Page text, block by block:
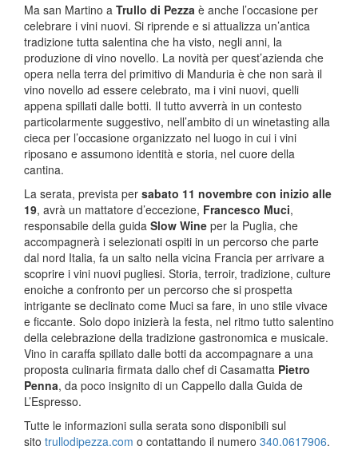
Ma san Martino a Trullo di Pezza è anche l’occasione per
celebrare i vini nuovi. Si riprende e si attualizza un’antica
tradizione tutta salentina che ha visto, negli anni, la
produzione di vino novello. La novità per quest’azienda che
opera nella terra del primitivo di Manduria è che non sarà il
vino novello ad essere celebrato, ma i vini nuovi, quelli
appena spillati dalle botti. Il tutto avverrà in un contesto
particolarmente suggestivo, nell’ambito di un winetasting alla
cieca per l’occasione organizzato nel luogo in cui i vini
riposano e assumono identità e storia, nel cuore della
cantina.
La serata, prevista per sabato 11 novembre con inizio alle
19, avrà un mattatore d’eccezione, Francesco Muci,
responsabile della guida Slow Wine per la Puglia, che
accompagnerà i selezionati ospiti in un percorso che parte
dal nord Italia, fa un salto nella vicina Francia per arrivare a
scoprire i vini nuovi pugliesi. Storia, terroir, tradizione, culture
enoiche a confronto per un percorso che si prospetta
intrigante se declinato come Muci sa fare, in uno stile vivace
e ficcante. Solo dopo inizierà la festa, nel ritmo tutto salentino
della celebrazione della tradizione gastronomica e musicale.
Vino in caraffa spillato dalle botti da accompagnare a una
proposta culinaria firmata dallo chef di Casamatta Pietro
Penna, da poco insignito di un Cappello dalla Guida de
L’Espresso.
Tutte le informazioni sulla serata sono disponibili sul
sito trullodipezza.com o contattando il numero 340.0617906.